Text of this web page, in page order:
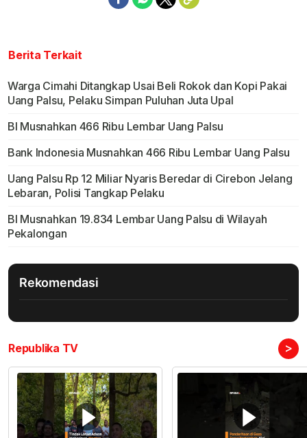
Berita Terkait
Warga Cimahi Ditangkap Usai Beli Rokok dan Kopi Pakai
Uang Palsu, Pelaku Simpan Puluhan Juta Upal
BI Musnahkan 466 Ribu Lembar Uang Palsu
Bank Indonesia Musnahkan 466 Ribu Lembar Uang Palsu
Uang Palsu Rp 12 Miliar Nyaris Beredar di Cirebon Jelang
Lebaran, Polisi Tangkap Pelaku
BI Musnahkan 19.834 Lembar Uang Palsu di Wilayah
Pekalongan
Rekomendasi
Republika TV >